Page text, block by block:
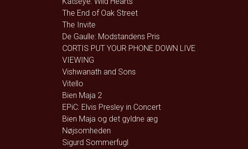
The End of Oak Street
The Invite
De Gaulle: Modstandens Pris
CORTIS PUT YOUR PHONE DOWN LIVE
VIEWING
Vishwanath and Sons
Vitello
Bien Maja 2
EPiC: Elvis Presley in Concert
Bien Maja og det gyldne æg
Nøjsomheden
Sigurd Sommerfugl